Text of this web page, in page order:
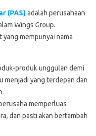
(PAS)adalah perusahaan
Wings Group.
mempunyai nama
produk unggulan demi
menjadi yang terdepan dan
memperluas
dan pasti akan bertambah